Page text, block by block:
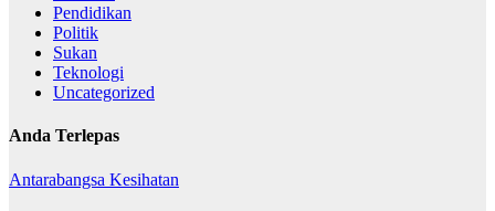
Pendidikan
Politik
Sukan
Teknologi
Uncategorized
Anda Terlepas
Antarabangsa Kesihatan